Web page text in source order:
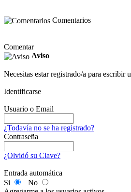
Comentarios
Comentar
Aviso
Necesitas estar registrado/a para escribir
Identificarse
Usuario o Email
¿Todavía no se ha registrado?
Contraseña
¿Olvidó su Clave?
Entrada automática
Si
No